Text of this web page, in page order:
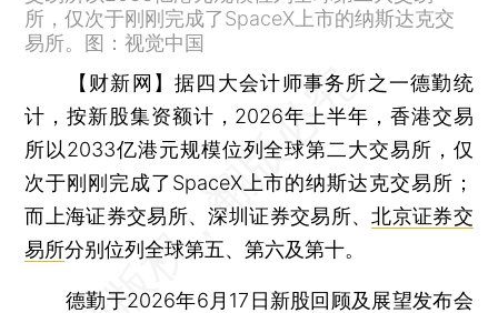
所，仅次于刚刚完成了SpaceX上市的纳斯达克交
易所。图：视觉中国
【财新网】据四大会计师事务所之一德勤统
计，按新股集资额计，2026年上半年，香港交易
所以2033亿港元规模位列全球第二大交易所，仅
次于刚刚完成了SpaceX上市的纳斯达克交易所；
而上海证券交易所、深圳证券交易所、北京证券交
易所分别位列全球第五、第六及第十。
德勤于2026年6月17日新股回顾及展望发布会